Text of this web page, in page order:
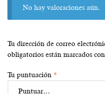
No hay valoraciones aún.
Tu dirección de correo
obligatorios están marcados con
Tu puntuación *